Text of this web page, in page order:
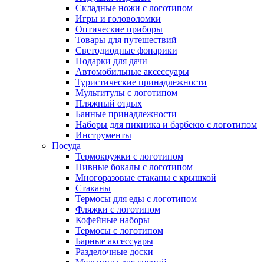
Складные ножи с логотипом
Игры и головоломки
Оптические приборы
Товары для путешествий
Светодиодные фонарики
Подарки для дачи
Автомобильные аксессуары
Туристические принадлежности
Мультитулы с логотипом
Пляжный отдых
Банные принадлежности
Наборы для пикника и барбекю с логотипом
Инструменты
Посуда
Термокружки с логотипом
Пивные бокалы с логотипом
Многоразовые стаканы с крышкой
Стаканы
Термосы для еды с логотипом
Фляжки с логотипом
Кофейные наборы
Термосы с логотипом
Барные аксессуары
Разделочные доски